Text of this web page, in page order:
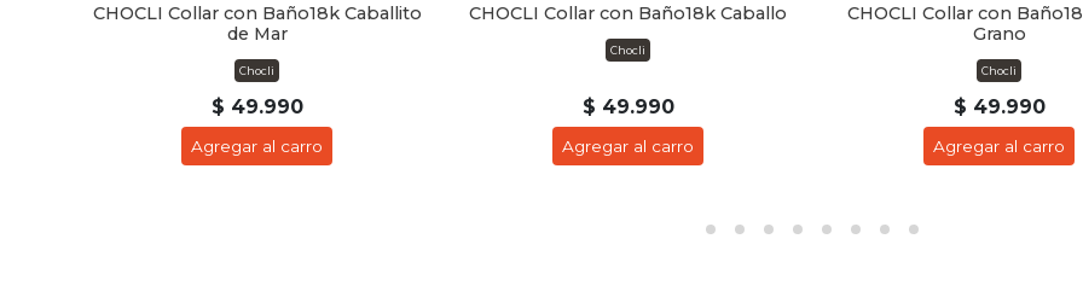
CHOCLI Collar con Baño18k Caballito
de Mar
Chocli
$ 49.990
Agregar al carro
CHOCLI Collar con Baño18k Caballo
Chocli
$ 49.990
Agregar al carro
CHOCLI Collar con
Grano
Chocli
$ 49.990
Agregar al carro